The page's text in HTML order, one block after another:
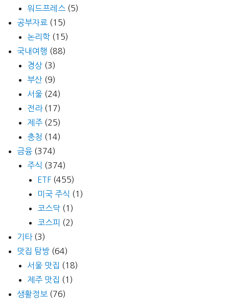
워드프레스 (5)
공부자료 (15)
논리학 (15)
국내여행 (88)
경상 (3)
부산 (9)
서울 (24)
전라(17)
제주 (25)
충청 (14)
금융 (374)
주식 (374)
ETF (455)
미국 주식 (1)
코스닥 (1)
코스피 (2)
기타(3)
맛집 탐방 (64)
서울 맛집 (18)
제주 맛집 (1)
생활정보 (76)